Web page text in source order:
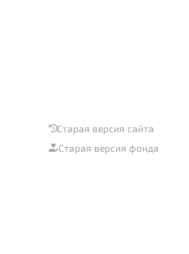
Старая версия сайта
Старая версия фонда